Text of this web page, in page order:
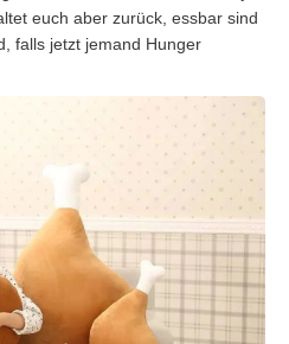
euch aber zurück, essbar sind
falls jetzt jemand Hunger